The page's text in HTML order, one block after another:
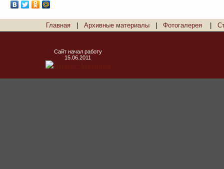
Главная Архивные материалы Фотогалерея
Сайт начал работу
15.06.2011